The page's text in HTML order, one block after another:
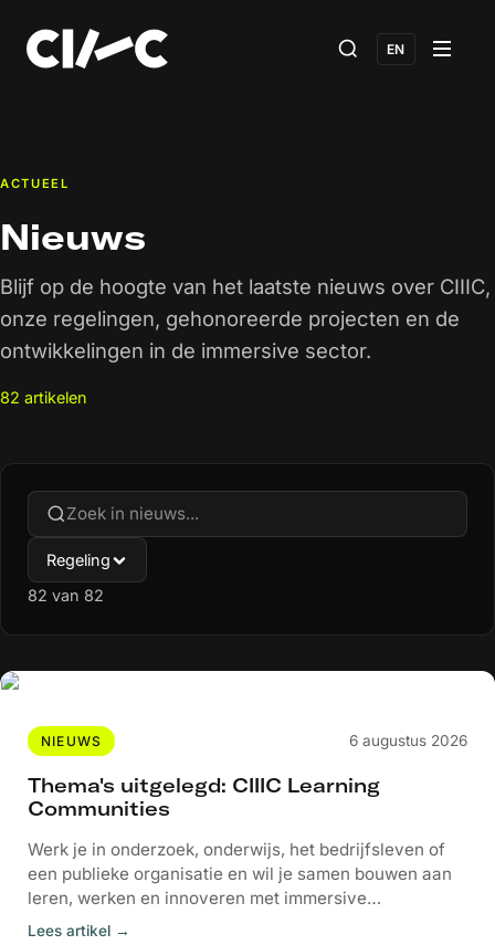
EN
ACTUEEL
Nieuws
Blijf op de hoogte van het laatste nieuws over CIIIC,
onze regelingen, gehonoreerde projecten en de
ontwikkelingen in de immersive sector.
82 artikelen
Regeling
82 van 82
NIEUWS 6 augustus 2026
Thema's uitgelegd: CIIIC Learning
Communities
Werk je in onderzoek, onderwijs, het bedrijfsleven of
een publieke organisatie en wil je samen bouwen aan
leren, werken en innoveren met immersive
experiences...
Lees artikel →